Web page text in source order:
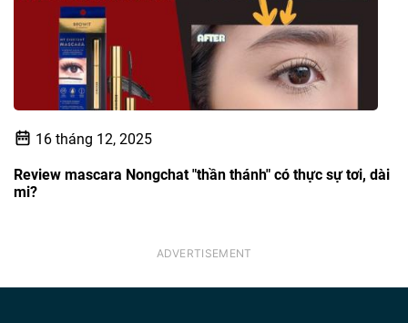
16 tháng 12, 2025
Review mascara Nongchat "thần thánh" có thực sự tơi, dài
mi?